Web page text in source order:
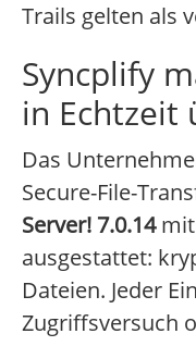
Trails gelten als
Syncplify
in Echtzeit
Das
Secure-File-
Server! 7.0.14mit
ausgestattet:
Dateien. Jeder
Zugriffsversuch